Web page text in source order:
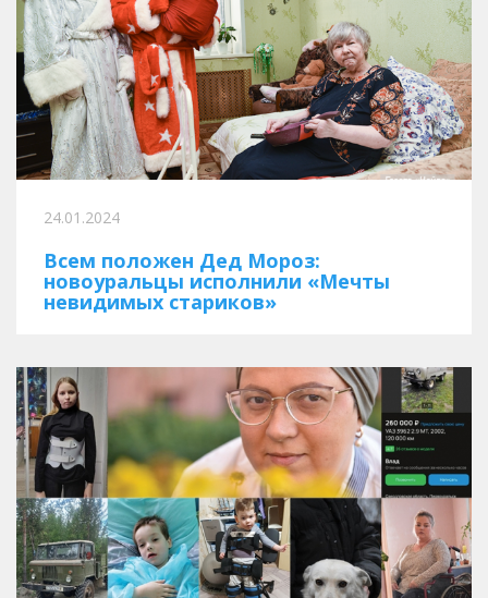
24.01.2024
Всем положен Дед Мороз:
новоуральцы исполнили «Мечты
невидимых стариков»